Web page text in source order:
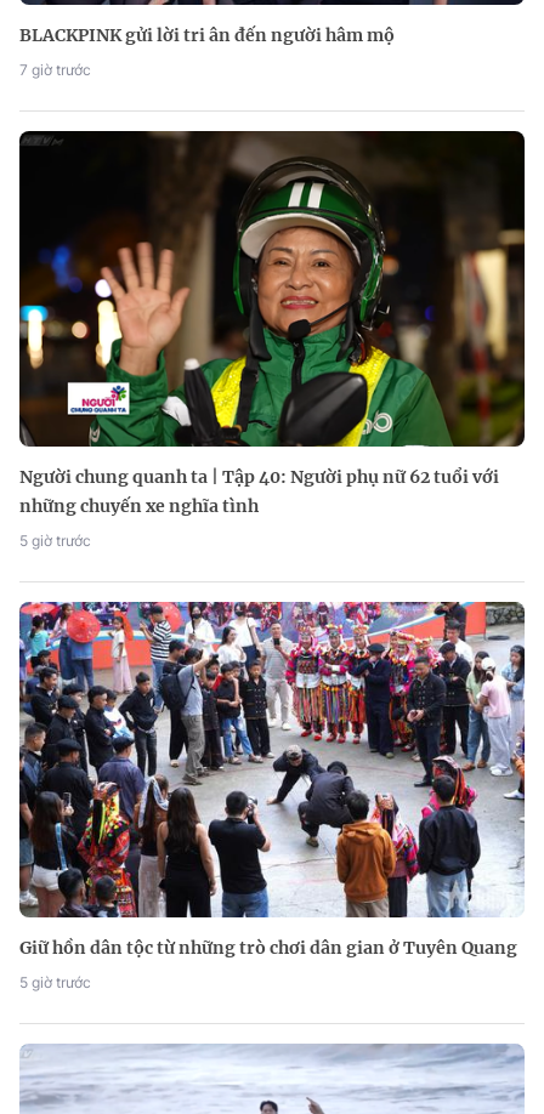
BLACKPINK gửi lời tri ân đến người hâm mộ
7 giờ trước
Người chung quanh ta | Tập 40: Người phụ nữ 62 tuổi với
những chuyến xe nghĩa tình
5 giờ trước
Giữ hồn dân tộc từ những trò chơi dân gian ở Tuyên Quang
5 giờ trước